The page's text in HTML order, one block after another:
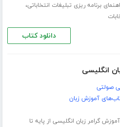
برنامه ریزی تبلیغات انتخاباتی،
دانلود کتاب
انگلیسی
صولتی
آموزش زبان
آموزش گرامر زبان انگلیسی از پایه تا